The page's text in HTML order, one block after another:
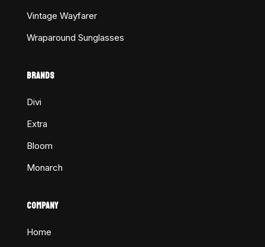
Vintage Wayfarer
Wraparound Sunglasses
BRANDS
Divi
Extra
Bloom
Monarch
COMPANY
Home